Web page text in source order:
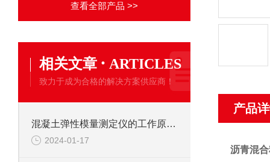
查看全部产品 >>
相关文章 · ARTICLES
致力于成为合格的解决方案供应商！
混凝土弹性模量测定仪的工作原理与应用
2024-01-17
产品
沥青混